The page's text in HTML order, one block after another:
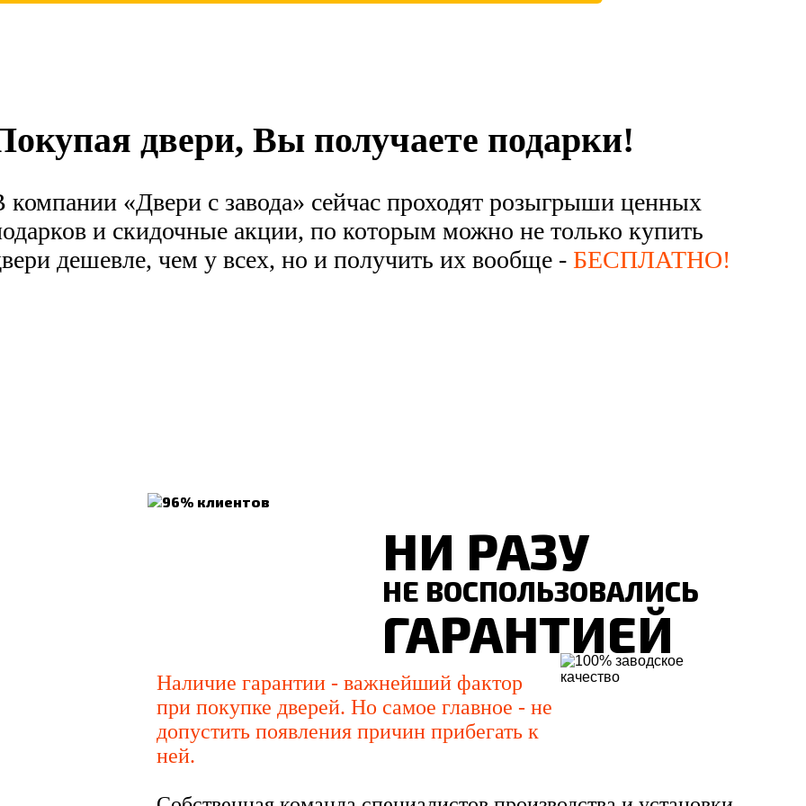
двери, Вы получаете подарки!
компании «Двери с завода» сейчас проходят розыгрыши ценных
и скидочные акции, по которым можно не только купить
дешевле, чем у всех, но и получить их вообще - БЕСПЛАТНО!
НИ РАЗУ
НЕ ВОСПОЛЬЗОВАЛИСЬ
ГАРАНТИЕЙ
Наличие гарантии - важнейший фактор
при покупке дверей. Но самое главное - не
допустить появления причин прибегать к
ней.